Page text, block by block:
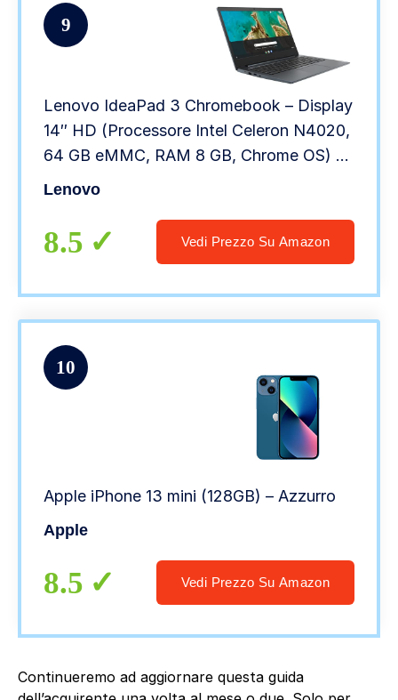
9
Lenovo IdeaPad 3 Chromebook – Display
14″ HD (Processore Intel Celeron N4020,
64 GB eMMC, RAM 8 GB, Chrome OS) –
Abyss Blue
Lenovo
8.5 Vedi Prezzo Su Amazon
10
Apple iPhone 13 mini (128GB) – Azzurro
Apple
8.5 Vedi Prezzo Su Amazon
Continueremo ad aggiornare questa guida